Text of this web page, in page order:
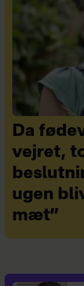
Da
vejret,
ugen
mæt”